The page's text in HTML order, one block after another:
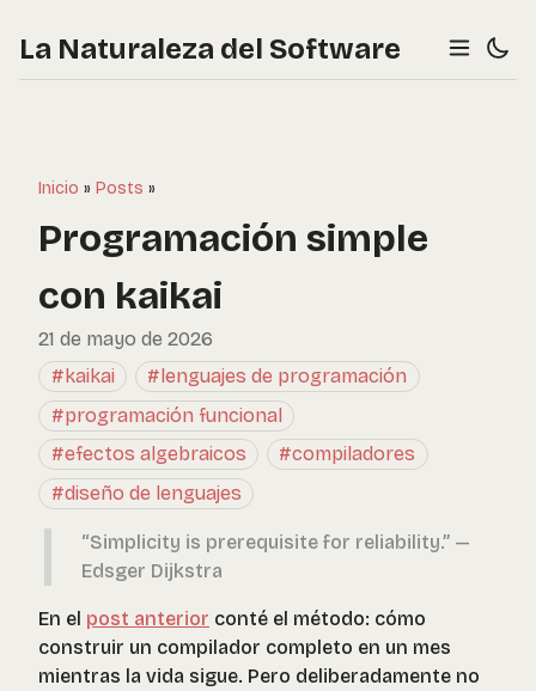
La Naturaleza del Software
Inicio » Posts »
Programación simple
con kaikai
21 de mayo de 2026
#kaikai
#lenguajes de programación
#programación funcional
#efectos algebraicos
#compiladores
#diseño de lenguajes
“Simplicity is prerequisite for reliability.” —
Edsger Dijkstra
En el post anterior conté el método: cómo
construir un compilador completo en un mes
mientras la vida sigue. Pero deliberadamente no